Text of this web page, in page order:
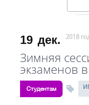
19 дек. 2018
Зимняя
экзаменов
Студентам